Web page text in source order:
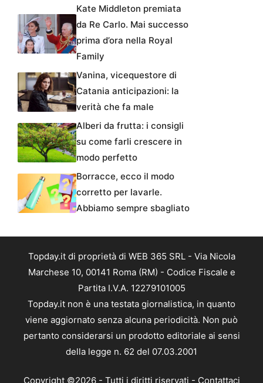
Kate Middleton premiata
da Re Carlo. Mai successo
prima d’ora nella Royal
Family
Vanina, vicequestore di
Catania anticipazioni: la
verità che fa male
Alberi da frutta: i consigli
su come farli crescere in
modo perfetto
Borracce, ecco il modo
corretto per lavarle.
Abbiamo sempre sbagliato
Topday.it di proprietà di WEB 365 SRL - Via Nicola
Marchese 10, 00141 Roma (RM) - Codice Fiscale e
Partita I.V.A. 12279101005
Topday.it non è una testata giornalistica, in quanto
viene aggiornato senza alcuna periodicità. Non può
pertanto considerarsi un prodotto editoriale ai sensi
della legge n. 62 del 07.03.2001
Copyright ©2026 - Tutti i diritti riservati - Contattaci